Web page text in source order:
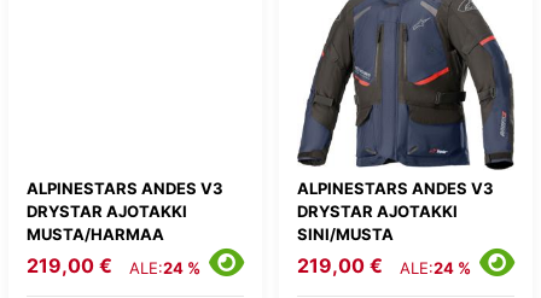
ALPINESTARS ANDES V3
DRYSTAR AJOTAKKI
MUSTA/HARMAA
219,00 € ALE:24 %
ALPINESTARS ANDES V3
DRYSTAR AJOTAKKI
SINI/MUSTA
219,00 € ALE:24 %